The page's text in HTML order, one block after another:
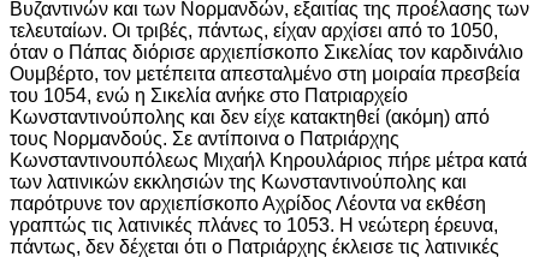
Βυζαντινών και των Νορμανδών, εξαιτίας της προέλασης των
τελευταίων. Οι τριβές, πάντως, είχαν αρχίσει από το 1050,
όταν ο Πάπας διόρισε αρχιεπίσκοπο Σικελίας τον καρδινάλιο
Ουμβέρτο, τον μετέπειτα απεσταλμένο στη μοιραία πρεσβεία
του 1054, ενώ η Σικελία ανήκε στο Πατριαρχείο
Κωνσταντινούπολης και δεν είχε κατακτηθεί (ακόμη) από
τους Νορμανδούς. Σε αντίποινα ο Πατριάρχης
Κωνσταντινουπόλεως Μιχαήλ Κηρουλάριος πήρε μέτρα κατά
των λατινικών εκκλησιών της Κωνσταντινούπολης και
παρότρυνε τον αρχιεπίσκοπο Αχρίδος Λέοντα να εκθέση
γραπτώς τις λατινικές πλάνες το 1053. Η νεώτερη έρευνα,
πάντως, δεν δέχεται ότι ο Πατριάρχης έκλεισε τις λατινικές